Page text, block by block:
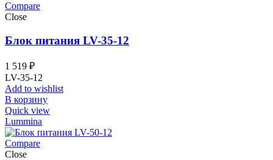
Compare
Close
Блок питания LV-35-12
1 519 ₽
LV-35-12
Add to wishlist
В корзину
Quick view
Lummina
Compare
Close